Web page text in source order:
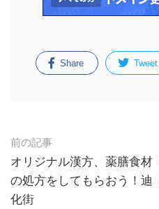
Share Tweet
前の記事
オリジナル漢方、薬膳食材
の処方をしてもらおう！迪
化街